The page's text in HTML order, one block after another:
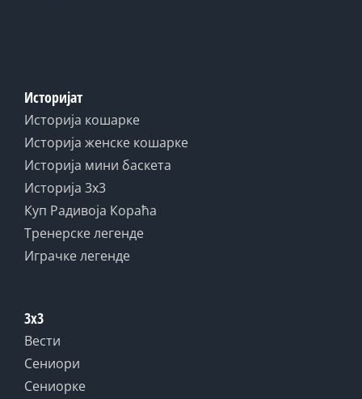
Историјат
Историја кошарке
Историја женске кошарке
Историја мини баскета
Историја 3x3
Куп Радивоја Кораћа
Тренерске легенде
Играчке легенде
3x3
Вести
Сениори
Сениорке